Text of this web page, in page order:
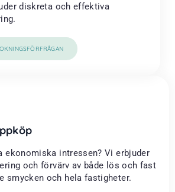
diskreta och effektiva
ekonomiska intressen? Vi erbjuder
och förvärv av både lös och fast
smycken och hela fastigheter.